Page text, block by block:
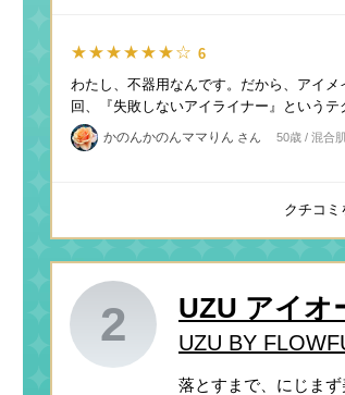
★★★★★★☆ 6
わたし、不器用なんです。だから、アイ
回、『失敗しないアイライナー』という
かのんかのんママりん さん 50歳 / 混合
クチコミ
2 UZU アイオ
UZU BY
落とすまで、にじま